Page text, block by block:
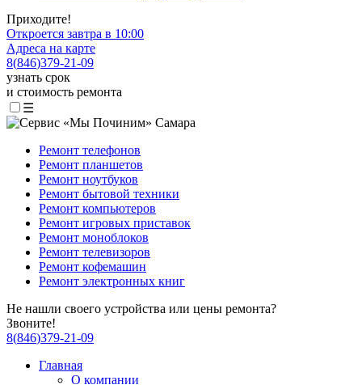
Приходите!
Откроется завтра в 10:00
Адреса на карте
8(846)379-21-09
узнать срок
и стоимость ремонта
☰
Ремонт телефонов
Ремонт планшетов
Ремонт ноутбуков
Ремонт бытовой техники
Ремонт компьютеров
Ремонт игровых приставок
Ремонт моноблоков
Ремонт телевизоров
Ремонт кофемашин
Ремонт электронных книг
Не нашли своего устройства или цены ремонта?
Звоните!
8(846)379-21-09
Главная
О компании